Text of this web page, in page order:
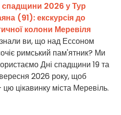
спадщини 2026 у Тур
(91): екскурсія до
колони Меревіля
ви, що над Ессоном
римський пам'ятник? Ми
Дні спадщини 19 та
2026 року, щоб
цікавинку міста Меревіль.